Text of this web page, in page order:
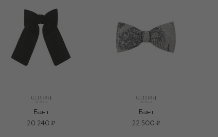
Бант
20 240 ₽
Бант
22 500 ₽